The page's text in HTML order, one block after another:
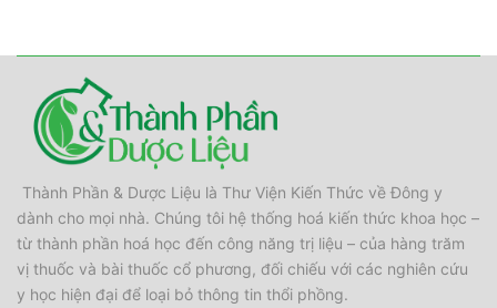
Thành Phần & Dược Liệu là Thư Viện Kiến Thức về Đông y
dành cho mọi nhà. Chúng tôi hệ thống hoá kiến thức khoa học –
từ thành phần hoá học đến công năng trị liệu – của hàng trăm
vị thuốc và bài thuốc cổ phương, đối chiếu với các nghiên cứu
y học hiện đại để loại bỏ thông tin thổi phồng.